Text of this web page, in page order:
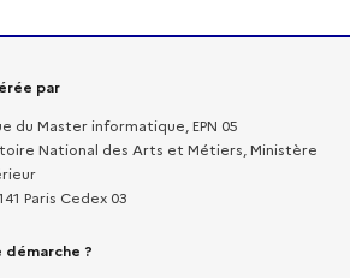
sur la démarche
par
du Master informatique, EPN 05
National des Arts et Métiers, Ministère
Paris Cedex 03
?